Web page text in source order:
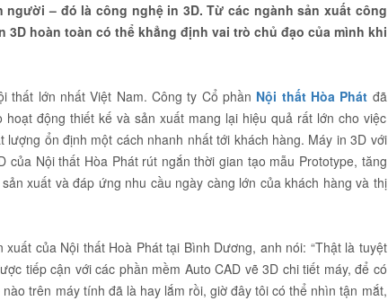
– đó là công nghệ in 3D. Từ các ngành sản xuất công
hoàn toàn có thể khẳng định vai trò chủ đạo của mình khi
thất lớn nhất Việt Nam. Công ty Cổ phần Nội thất Hòa Phát đã
động thiết kế và sản xuất mang lại hiệu quả rất lớn cho việc
ổn định một cách nhanh nhất tới khách hàng. Máy in 3D với
Nội thất Hòa Phát rút ngắn thời gian tạo mẫu Prototype, tăng
xuất và đáp ứng nhu cầu ngày càng lớn của khách hàng và thị
của Nội thất Hoà Phát tại Bình Dương, anh nói: “Thật là tuyệt
tiếp cận với các phần mềm Auto CAD vẽ 3D chi tiết máy, để có
trên máy tính đã là hay lắm rồi, giờ đây tôi có thể nhìn tận mắt,